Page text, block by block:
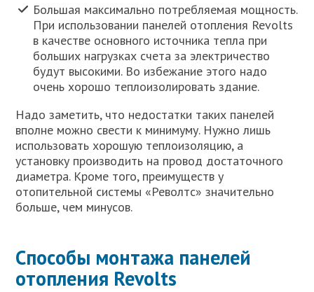
Большая максимально потребляемая мощность.
При использовании панелей отопления Revolts
в качестве основного источника тепла при
больших нагрузках счета за электричество
будут высокими. Во избежание этого надо
очень хорошо теплоизолировать здание.
Надо заметить, что недостатки таких панелей
вполне можно свести к минимуму. Нужно лишь
использовать хорошую теплоизоляцию, а
установку производить на провод достаточного
диаметра. Кроме того, преимуществ у
отопительной системы «Револтс» значительно
больше, чем минусов.
Способы монтажа панелей
отопления Revolts